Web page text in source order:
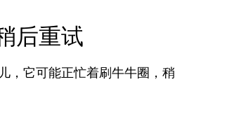
后重试
，它可能正忙着刷牛牛圈，稍